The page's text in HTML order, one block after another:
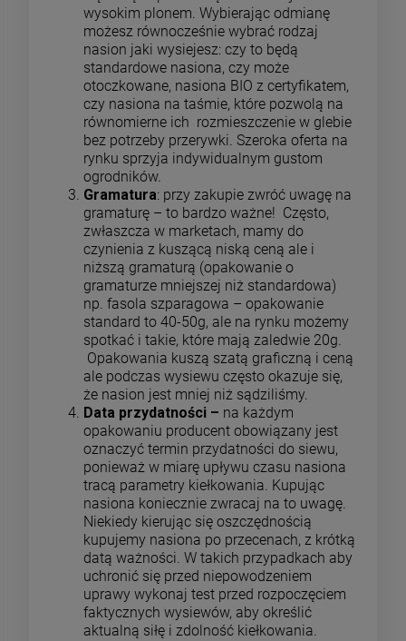
wysokim plonem. Wybierając odmianę
możesz równocześnie wybrać rodzaj
nasion jaki wysiejesz: czy to będą
standardowe nasiona, czy może
otoczkowane, nasiona BIO z certyfikatem,
czy nasiona na taśmie, które pozwolą na
równomierne ich rozmieszczenie w glebie
bez potrzeby przerywki. Szeroka oferta na
rynku sprzyja indywidualnym gustom
ogrodników.
Gramatura: przy zakupie zwróć uwagę na
gramaturę – to bardzo ważne! Często,
zwłaszcza w marketach, mamy do
czynienia z kuszącą niską ceną ale i
niższą gramaturą (opakowanie o
gramaturze mniejszej niż standardowa)
np. fasola szparagowa – opakowanie
standard to 40-50g, ale na rynku możemy
spotkać i takie, które mają zaledwie 20g.
Opakowania kuszą szatą graficzną i ceną
ale podczas wysiewu często okazuje się,
że nasion jest mniej niż sądziliśmy.
Data przydatności – na każdym
opakowaniu producent obowiązany jest
oznaczyć termin przydatności do siewu,
ponieważ w miarę upływu czasu nasiona
tracą parametry kiełkowania. Kupując
nasiona koniecznie zwracaj na to uwagę.
Niekiedy kierując się oszczędnością
kupujemy nasiona po przecenach, z krótką
datą ważności. W takich przypadkach aby
uchronić się przed niepowodzeniem
uprawy wykonaj test przed rozpoczęciem
faktycznych wysiewów, aby określić
aktualną siłę i zdolność kiełkowania.